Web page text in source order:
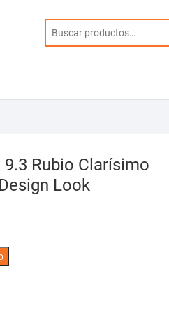
Rubio Clarísimo
Look